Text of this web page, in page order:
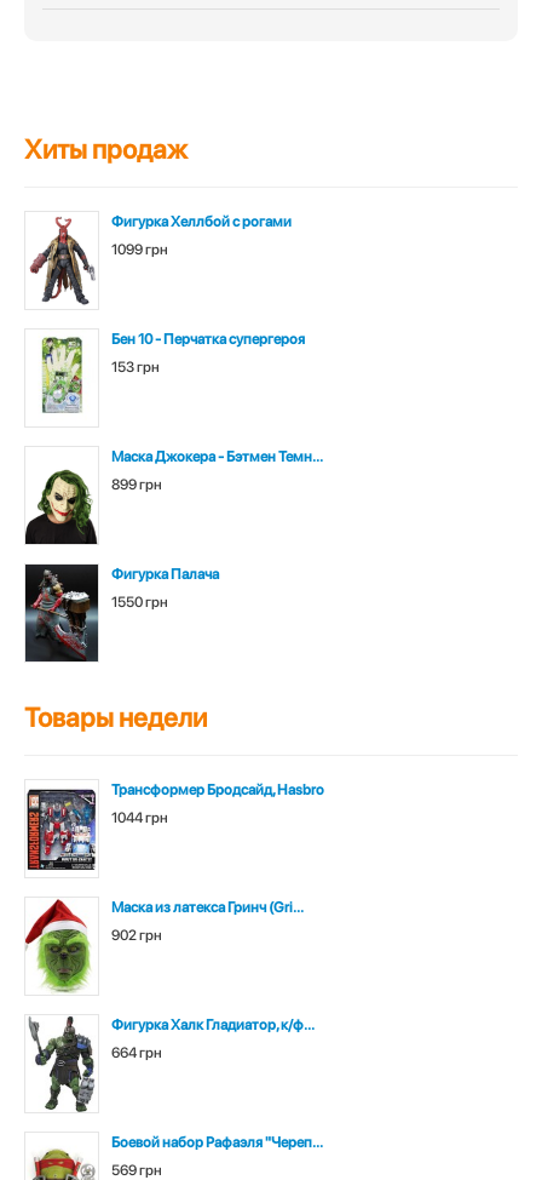
Хиты продаж
Фигурка Хеллбой с рогами
1099 грн
Бен 10 - Перчатка супергероя
153 грн
Маска Джокера - Бэтмен Темн...
899 грн
Фигурка Палача
1550 грн
Товары недели
Трансформер Бродсайд, Hasbro
1044 грн
Маска из латекса Гринч (Gri...
902 грн
Фигурка Халк Гладиатор, к/ф...
664 грн
Боевой набор Рафаэля "Череп...
569 грн